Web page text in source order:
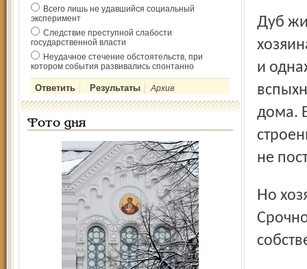
Всего лишь не удавшийся социальный
эксперимент
Следствие преступной слабости
государственной власти
Неудачное стечение обстоятельств, при
котором события развивались спонтанно
Архив
Фото дня
Дуб жил на территории частного владения, возле дома
и
дома.
не
Но хозяин вышел из себя. Не уразумел, кто его спас.